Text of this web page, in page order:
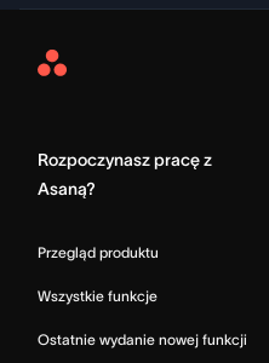
Asana
Rozpoczynasz pracę z
Asaną?
Przegląd produktu
Wszystkie funkcje
Ostatnie wydanie nowej funkcji